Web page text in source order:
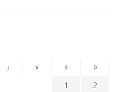
J V S D
1
2